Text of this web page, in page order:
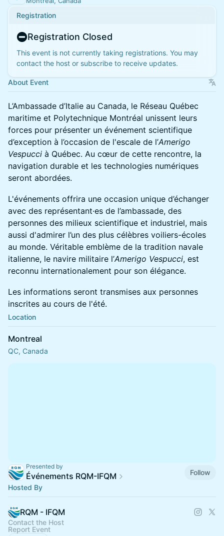
Registration
Registration Closed
This event is not currently taking registrations. You may
contact the host or subscribe to receive updates.
About Event
L’Ambassade d’Italie au Canada, le Réseau Québec
maritime et Polytechnique Montréal unissent leurs
forces pour présenter un événement scientifique
d’exception à l’occasion de l'escale de l’Amerigo
Vespucci à Québec. Au cœur de cette rencontre, la
navigation durable et les technologies numériques
seront abordées.
L'événements offrira une occasion unique d’échanger
avec des représentant·es de l’ambassade, des
personnes des milieux scientifique et industriel, mais
aussi d'admirer l’un des plus célèbres voiliers-écoles
au monde. Véritable emblème de la tradition navale
italienne, le navire militaire l’Amerigo Vespucci, est
reconnu internationalement pour son élégance.
Les informations seront transmises aux personnes
inscrites au cours de l'été.
Location
Montreal
QC, Canada
Presented by
Événements RQM-IFQM
Follow
Hosted By
RQM - IFQM
Contact the Host
Report Event